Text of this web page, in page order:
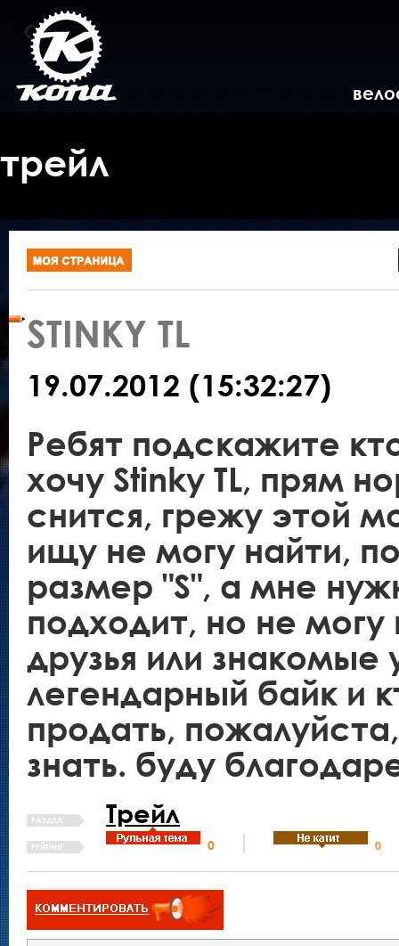
трейл
STINKY TL
19.07.2012 (15:32:27)
Ребят подскажите
хочу Stinky TL, прям
снится, грежу этой
ищу не могу найти,
размер "S", а мне
подходит, но не могу
друзья или знакомые
легендарный байк и
продать,
знать. буду
РАЗДЕЛ: Трейл
РЕЙТИНГ: 0 0